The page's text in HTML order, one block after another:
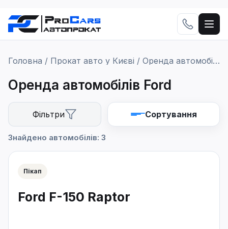
Головна / Прокат авто у Києві / Оренда автомобілів Ford
Оренда автомобілів Ford
Фільтри
Знайдено автомобілів: 3
Сортування
Сортування
Застосувати
Пікап
Ford F-150 Raptor